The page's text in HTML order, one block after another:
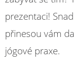
prezentaci!
přinesou vám
jógové praxe.